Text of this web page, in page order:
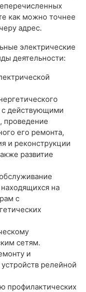
как можно точнее
адрес.
электрические
деятельности:
с действующими
проведение
его ремонта,
и реконструкции
развитие
на
с
сетям.
и
релейной
профилактических